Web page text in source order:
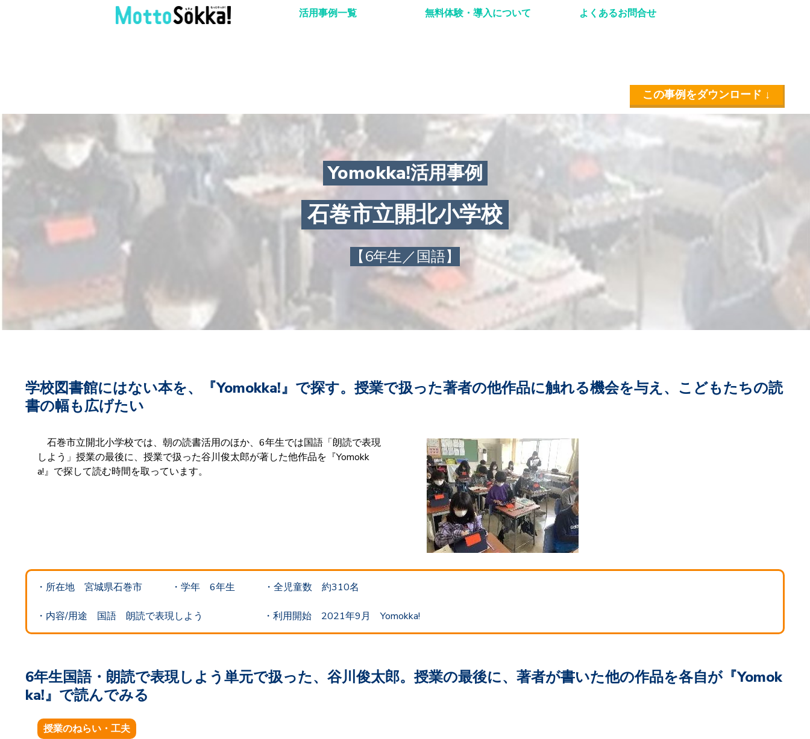
活用事例一覧 無料体験・導入について よくあるお問合せ
この事例をダウンロード ↓
Yomokka!活用事例
石巻市立開北小学校
【6年生／国語】
学校図書館にはない本を、『Yomokka!』で探す。授業で扱った著者の他作品に触れる機会を与え、こどもたちの読
書の幅も広げたい
石巻市立開北小学校では、朝の読書活用のほか、6年生では国語「朗読で表現
しよう」授業の最後に、授業で扱った谷川俊太郎が著した他作品を『Yomokk
a!』で探して読む時間を取っています。
・所在地 宮城県石巻市 ・ 学年 6年生 ・全児童数 約310名
・ 内容/用途 国語 朗読で表現しよう ・利用開始 2021年9月 Yomokka!
6年生国語・朗読で表現しよう単元で扱った、谷川俊太郎。授業の最後に、著者が書いた他の作品を各自が『Yomok
ka!』で読んでみる
授業のねらい・工夫